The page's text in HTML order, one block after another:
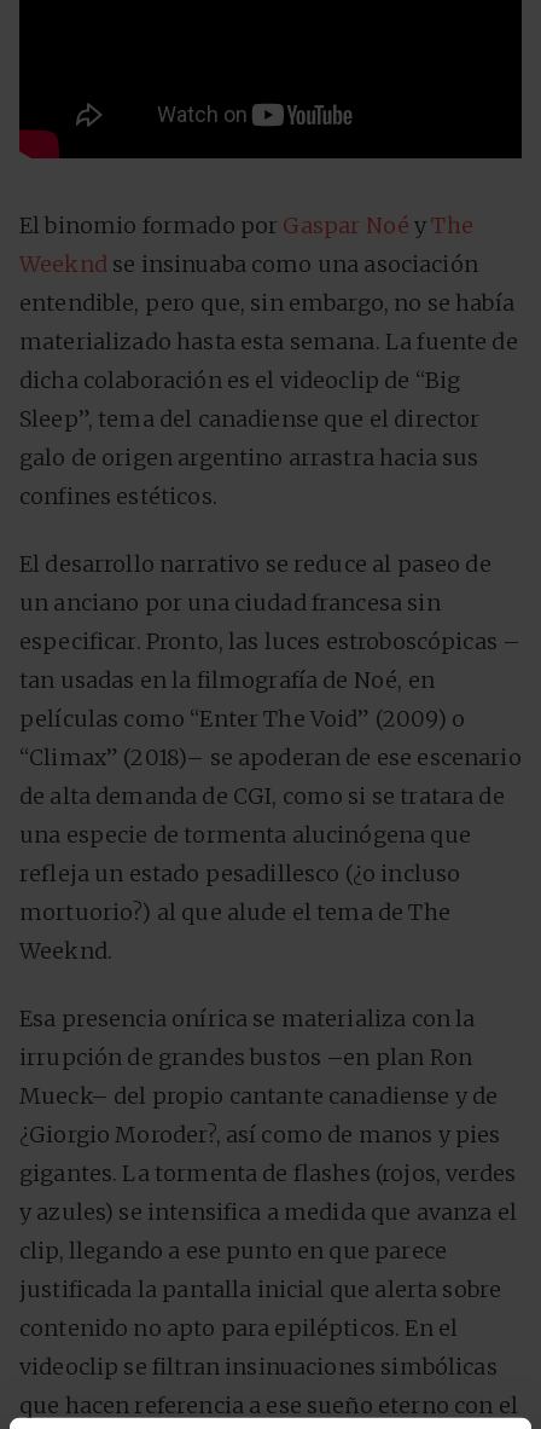
El binomio formado por Gaspar Noé yThe
Weekndse insinuaba como una asociación
entendible, pero que, sin embargo, no se había
materializado hasta esta semana. La fuente de
dicha colaboración es el videoclip de “Big
Sleep”, tema del canadiense que el director
galo de origen argentino arrastra hacia sus
confines estéticos.
El desarrollo narrativo se reduce al paseo de
un anciano por una ciudad francesa sin
especificar. Pronto, las luces estroboscópicas –
tan usadas en la filmografía de Noé, en
películas como “Enter The Void” (2009) o
“Climax” (2018)– se apoderan de ese escenario
de alta demanda de CGI, como si se tratara de
una especie de tormenta alucinógena que
refleja un estado pesadillesco (¿o incluso
mortuorio?) al que alude el tema de The
Weeknd.
Esa presencia onírica se materializa con la
irrupción de grandes bustos –en plan Ron
Mueck– del propio cantante canadiense y de
¿Giorgio Moroder?, así como de manos y pies
gigantes. La tormenta de flashes (rojos, verdes
y azules) se intensifica a medida que avanza el
clip, llegando a ese punto en que parece
justificada la pantalla inicial que alerta sobre
contenido no apto para epilépticos. En el
videoclip se filtran insinuaciones simbólicas
que hacen referencia a ese sueño eterno con el